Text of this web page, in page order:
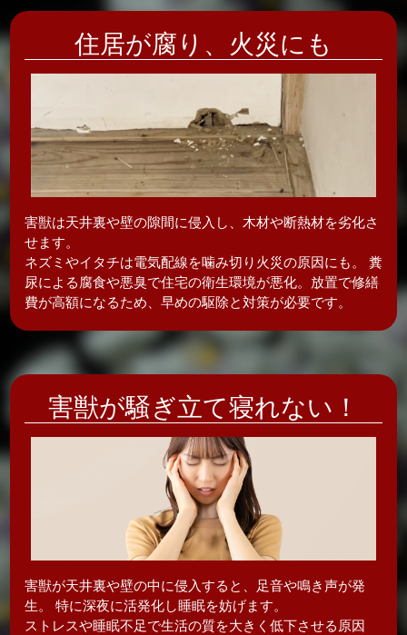
住居が腐り、 火災にも
害獣は天井裏や壁の隙間に侵入し、木材や断熱材を劣化さ
せます。
ネズミやイタチは電気配線を噛み切り火災の原因にも。 糞
尿による腐食や悪臭で住宅の衛生環境が悪化。放置で修繕
費が高額になるため、早めの駆除と対策が必要です。
害獣が騒ぎ立て寝れない！
害獣が天井裏や壁の中に侵入すると、足音や鳴き声が発
生。 特に深夜に活発化し睡眠を妨げます。
ストレスや睡眠不足で生活の質を大きく低下させる原因